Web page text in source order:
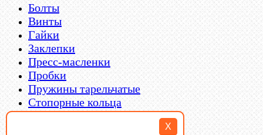
X
Болты
Винты
Гайки
Заклепки
Пресс-масленки
Пробки
Пружины тарельчатые
Стопорные кольца
Такелаж